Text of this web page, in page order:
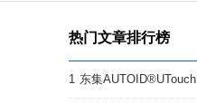
热门文章排行榜
1 东集AUTOID®UTouch 工业级